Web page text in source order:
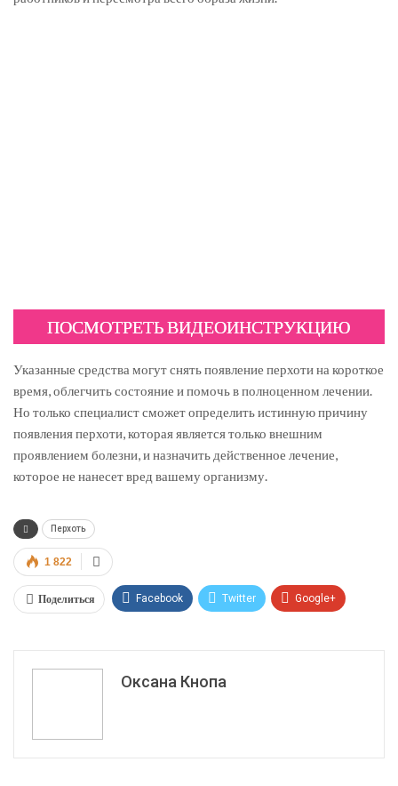
ПОСМОТРЕТЬ ВИДЕОИНСТРУКЦИЮ
Указанные средства могут снять появление перхоти на короткое
время, облегчить состояние и помочь в полноценном лечении.
Но только специалист сможет определить истинную причину
появления перхоти, которая является только внешним
проявлением болезни, и назначить действенное лечение,
которое не нанесет вред вашему организму.
Перхоть
1 822
Поделиться Facebook Twitter Google+
Оксана Кнопа